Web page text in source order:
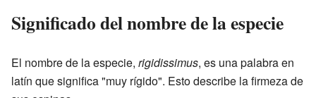
Significado del nombre de la especie
El nombre de la especie, rigidissimus, es una palabra en
latín que significa "muy rígido". Esto describe la firmeza de